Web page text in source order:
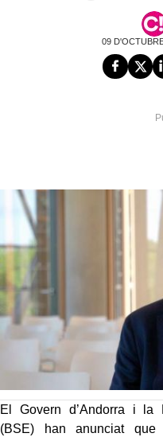
09
El Govern d’Andorra i la
(BSE) han anunciat